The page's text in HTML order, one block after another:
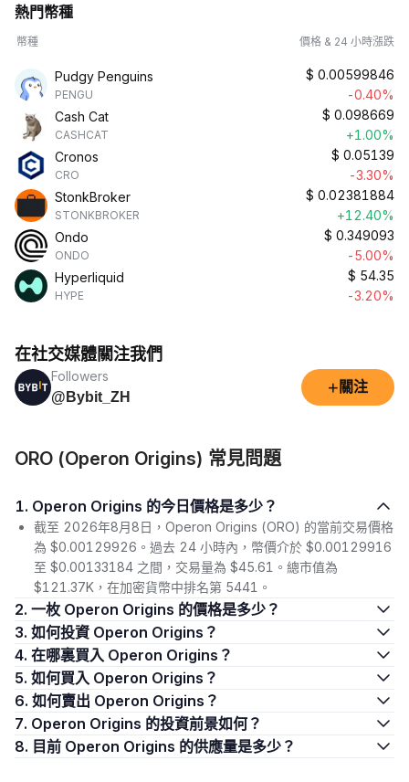
熱門幣種
幣種 價格 & 24 小時漲跌
Pudgy Penguins
PENGU
$ 0.00599846
-0.40%
Cash Cat
CASHCAT
$ 0.098669
+1.00%
Cronos
CRO
$ 0.05139
-3.30%
StonkBroker
STONKBROKER
$ 0.02381884
+12.40%
Ondo
ONDO
$ 0.349093
-5.00%
Hyperliquid
HYPE
$ 54.35
-3.20%
在社交媒體關注我們
Followers
@Bybit_ZH
+ 關注
ORO (Operon Origins) 常見問題
1. Operon Origins 的今日價格是多少？
截至 2026年8月8日，Operon Origins (ORO) 的當前交易價格
為 $0.00129926。過去 24 小時內，幣價介於 $0.00129916
至 $0.00133184 之間，交易量為 $45.61。總市值為
$121.37K，在加密貨幣中排名第 5441。
2. 一枚 Operon Origins 的價格是多少？
3. 如何投資 Operon Origins？
4. 在哪裏買入 Operon Origins？
5. 如何買入 Operon Origins？
6. 如何賣出 Operon Origins？
7. Operon Origins 的投資前景如何？
8. 目前 Operon Origins 的供應量是多少？